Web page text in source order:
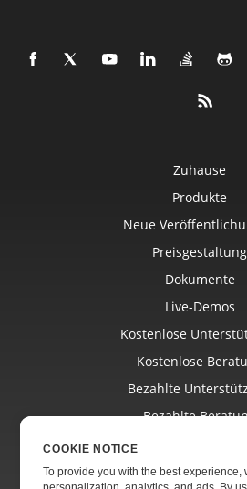
Zuhause
Produkte
Neue
Preisgestaltung
Dokumente
Live-Demos
Kostenlose
Kostenlose
Bezahlte
Bezahlte
Webseiten
COOKIE NOTICE
To provide you with the best experience,